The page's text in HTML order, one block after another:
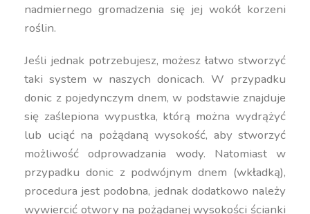
nadmiernego gromadzenia się jej wokół korzeni
roślin.
Jeśli jednak potrzebujesz, możesz łatwo stworzyć
taki system w naszych donicach. W przypadku
donic z pojedynczym dnem, w podstawie znajduje
się zaślepiona wypustka, którą można wydrążyć
lub uciąć na pożądaną wysokość, aby stworzyć
możliwość odprowadzania wody. Natomiast w
przypadku donic z podwójnym dnem (wkładką),
procedura jest podobna, jednak dodatkowo należy
wywiercić otwory na pożądanej wysokości ścianki